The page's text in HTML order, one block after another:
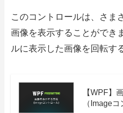
このコントロールは、さま
画像を表示することができ
ルに表示した画像を回転す
【WPF】
（Image